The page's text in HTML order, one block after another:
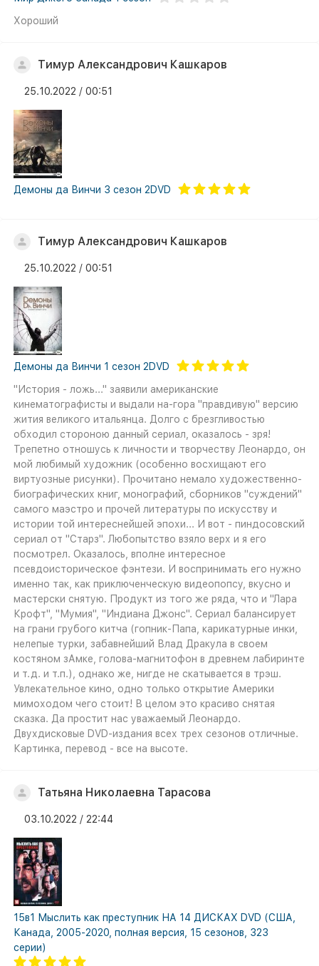
Хороший
Тимур Александрович Кашкаров
25.10.2022 / 00:51
Демоны да Винчи 3 сезон 2DVD
Тимур Александрович Кашкаров
25.10.2022 / 00:51
Демоны да Винчи 1 сезон 2DVD
"История - ложь..." заявили американские
кинематографисты и выдали на-гора "правдивую" версию
жития великого итальянца. Долго с брезгливостью
обходил стороною данный сериал, оказалось - зря!
Трепетно отношусь к личности и творчеству Леонардо, он
мой любимый художник (особенно восхищают его
виртуозные рисунки). Прочитано немало художественно-
биографических книг, монографий, сборников "суждений"
самого маэстро и прочей литературы по искусству и
истории той интереснейшей эпохи... И вот - пиндосовский
сериал от "Старз". Любопытство взяло верх и я его
посмотрел. Оказалось, вполне интересное
псевдоисторическое фэнтези. И воспринимать его нужно
именно так, как приключенческую видеопопсу, вкусно и
мастерски снятую. Продукт из того же ряда, что и "Лара
Крофт", "Мумия", "Индиана Джонс". Сериал балансирует
на грани грубого китча (гопник-Папа, карикатурные инки,
нелепые турки, забавнейший Влад Дракула в своем
костяном зАмке, голова-магнитофон в древнем лабиринте
и т.д. и т.п.), однако же, нигде не скатывается в трэш.
Увлекательное кино, одно только открытие Америки
мимоходом чего стоит! В целом это красиво снятая
сказка. Да простит нас уважаемый Леонардо.
Двухдисковые DVD-издания всех трех сезонов отличные.
Картинка, перевод - все на высоте.
Татьяна Николаевна Тарасова
03.10.2022 / 22:44
15в1 Мыслить как преступник НА 14 ДИСКАХ DVD (США,
Канада, 2005-2020, полная версия, 15 сезонов, 323
серии)